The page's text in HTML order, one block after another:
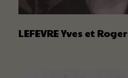
LEFEVRE Yves et Roger